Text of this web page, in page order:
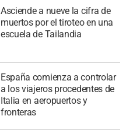
Asciende a nueve la cifra de
muertos por el tiroteo en una
escuela de Tailandia
España comienza a controlar
a los viajeros procedentes de
Italia en aeropuertos y
fronteras